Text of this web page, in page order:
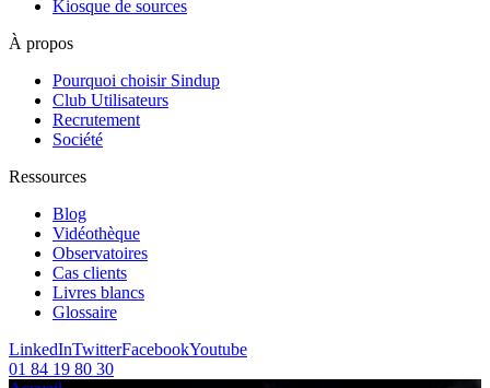
Kiosque de sources
À propos
Pourquoi choisir Sindup
Club Utilisateurs
Recrutement
Société
Ressources
Blog
Vidéothèque
Observatoires
Cas clients
Livres blancs
Glossaire
LinkedInTwitterFacebookYoutube
01 84 19 80 30